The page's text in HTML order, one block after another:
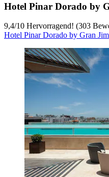
Hotel Pinar Dorado by
9,4/10 Hervorragend! (303
Hotel Pinar Dorado by Gran